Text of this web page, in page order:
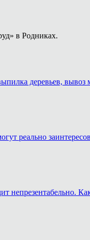
в Родниках.
деревьев, вывоз
реально
непрезентабельно.